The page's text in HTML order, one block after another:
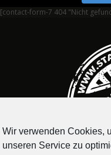
[contact-form-7 404 "Nicht
Wir verwenden Cookies,
unseren Service zu